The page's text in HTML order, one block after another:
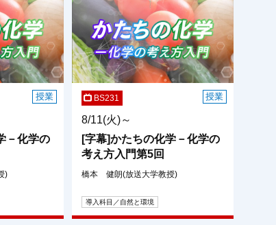
授業
－化学の
)
BS231 授業
8/11(火)～
[字幕]かたちの化学－化学の
考え方入門第5回
橋本 健朗(放送大学教授)
導入科目／自然と環境